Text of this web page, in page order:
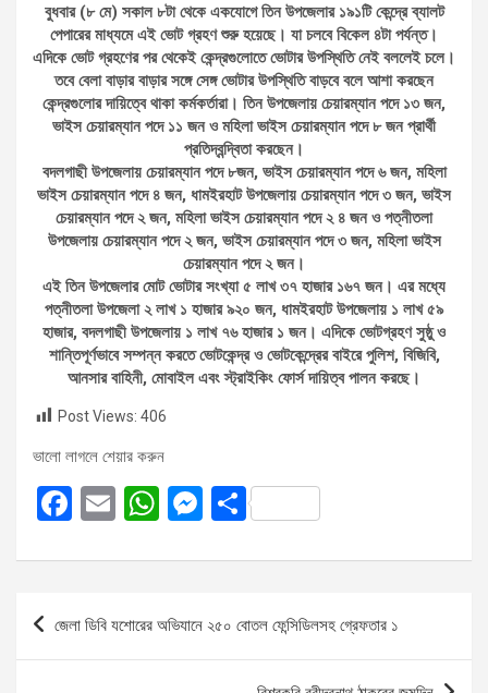
বুধবার (৮ মে) সকাল ৮টা থেকে একযোগে তিন উপজেলার ১৯১টি কেন্দ্রে ব্যালট
পেপারের মাধ্যমে এই ভোট গ্রহণ শুরু হয়েছে। যা চলবে বিকেল ৪টা পর্যন্ত।
এদিকে ভোট গ্রহণের পর থেকেই কেন্দ্রগুলোতে ভোটার উপস্থিতি নেই বললেই চলে।
তবে বেলা বাড়ার বাড়ার সঙ্গে সেঙ্গ ভোটার উপস্থিতি বাড়বে বলে আশা করছেন
কেন্দ্রগুলোর দায়িত্বে থাকা কর্মকর্তারা। তিন উপজেলায় চেয়ারম্যান পদে ১৩ জন,
ভাইস চেয়ারম্যান পদে ১১ জন ও মহিলা ভাইস চেয়ারম্যান পদে ৮ জন প্রার্থী
প্রতিদ্বন্দ্বিতা করছেন।
বদলগাছী উপজেলায় চেয়ারম্যান পদে ৮জন, ভাইস চেয়ারম্যান পদে ৬ জন, মহিলা
ভাইস চেয়ারম্যান পদে ৪ জন, ধামইরহাট উপজেলায় চেয়ারম্যান পদে ৩ জন, ভাইস
চেয়ারম্যান পদে ২ জন, মহিলা ভাইস চেয়ারম্যান পদে ২ ৪ জন ও পত্নীতলা
উপজেলায় চেয়ারম্যান পদে ২ জন, ভাইস চেয়ারম্যান পদে ৩ জন, মহিলা ভাইস
চেয়ারম্যান পদে ২ জন।
এই তিন উপজেলার মোট ভোটার সংখ্যা ৫ লাখ ৩৭ হাজার ১৬৭ জন। এর মধ্যে
পত্নীতলা উপজেলা ২ লাখ ১ হাজার ৯২০ জন, ধামইরহাট উপজেলায় ১ লাখ ৫৯
হাজার, বদলগাছী উপজেলায় ১ লাখ ৭৬ হাজার ১ জন। এদিকে ভোটগ্রহণ সুষ্ঠু ও
শান্তিপূর্ণভাবে সম্পন্ন করতে ভোটকেন্দ্র ও ভোটকেন্দ্রের বাইরে পুলিশ, বিজিবি,
আনসার বাহিনী, মোবাইল এবং স্ট্রাইকিং ফোর্স দায়িত্ব পালন করছে।
Post Views: 406
ভালো লাগলে শেয়ার করুন
F
ce
b
o
E
ail
W
at
s
A
M
se
g
S
ar
Post
জেলা ডিবি যশোরের অভিযানে ২৫০ বোতল ফেন্সিডিলসহ গ্রেফতার ১